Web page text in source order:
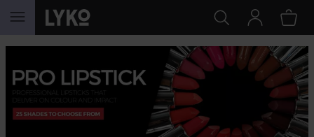
GÅ TIL INNHOLD